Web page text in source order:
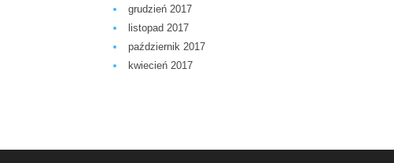
grudzień 2017
listopad 2017
październik 2017
kwiecień 2017